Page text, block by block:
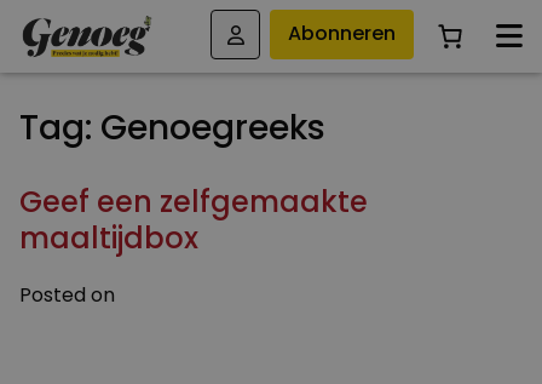
Abonneren
Tag: Genoegreeks
Geef een zelfgemaakte
maaltijdbox
Posted on